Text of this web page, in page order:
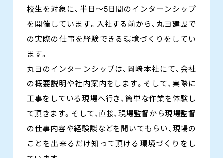
校生を対象に、半日～5日間のインターンシップ
を開催しています。入社する前から、丸ヨ建設で
の実際の仕事を経験できる環境づくりをしてい
ます。
丸ヨのインターンシップは、岡崎本社にて、会社
の概要説明や社内案内をします。そして、実際に
工事をしている現場へ行き、簡単な作業を体験し
て頂きます。そして、直接、現場監督から現場監督
の仕事内容や経験談などを聞いてもらい、現場の
ことを出来るだけ知って頂ける環境づくりをし